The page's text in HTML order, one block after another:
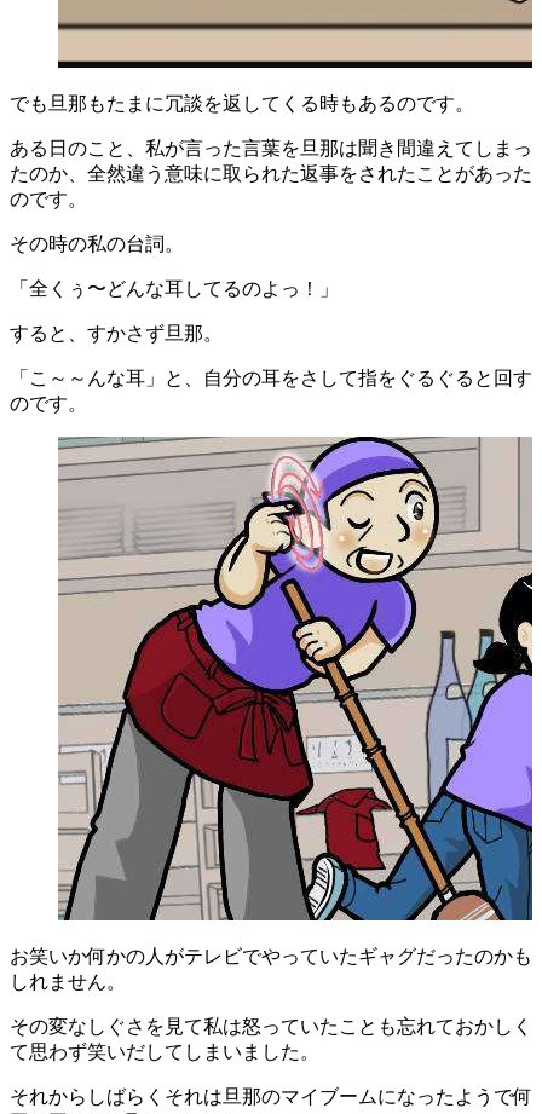
でも旦那もたまに冗談を返してくる時もあるのです。
ある日のこと、私が言った言葉を旦那は聞き間違えてしまっ
たのか、全然違う意味に取られた返事をされたことがあった
のです。
その時の私の台詞。
「全くぅ〜どんな耳してるのよっ！」
すると、すかさず旦那。
「こ～～んな耳」と、自分の耳をさして指をぐるぐると回す
のです。
お笑いか何かの人がテレビでやっていたギャグだったのかも
しれません。
その変なしぐさを見て私は怒っていたことも忘れておかしく
て思わず笑いだしてしまいました。
それからしばらくそれは旦那のマイブームになったようで何